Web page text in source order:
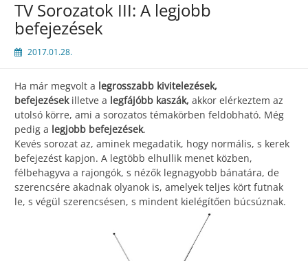
TV Sorozatok III: A legjobb
befejezések
2017.01.28.
Ha már megvolt a legrosszabb kivitelezések,
befejezések illetve a legfájóbb kaszák, akkor elérkeztem az
utolsó körre, ami a sorozatos témakörben feldobható. Még
pedig a legjobb befejezések.
Kevés sorozat az, aminek megadatik, hogy normális, s kerek
befejezést kapjon. A legtöbb elhullik menet közben,
félbehagyva a rajongók, s nézők legnagyobb bánatára, de
szerencsére akadnak olyanok is, amelyek teljes kört futnak
le, s végül szerencsésen, s mindent kielégítően búcsúznak.